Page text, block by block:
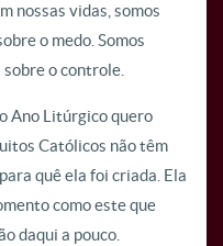
nossas vidas, somos
o medo. Somos
o controle.
Ano Litúrgico quero
Católicos não têm
quê ela foi criada. Ela
como este que
daqui a pouco.